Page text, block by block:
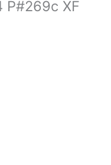
P#269c XF